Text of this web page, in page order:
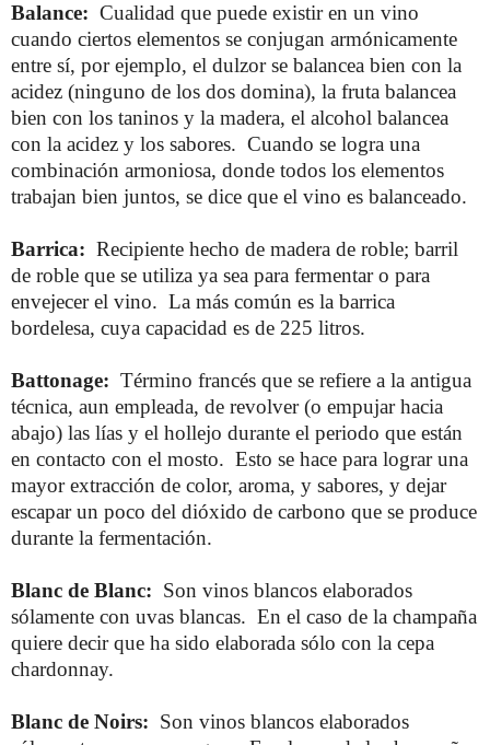
Balance: Cualidad que puede existir en un vino
cuando ciertos elementos se conjugan armónicamente
entre sí, por ejemplo, el dulzor se balancea bien con la
acidez (ninguno de los dos domina), la fruta balancea
bien con los taninos y la madera, el alcohol balancea
con la acidez y los sabores. Cuando se logra una
combinación armoniosa, donde todos los elementos
trabajan bien juntos, se dice que el vino es balanceado.
Barrica: Recipiente hecho de madera de roble; barril
de roble que se utiliza ya sea para fermentar o para
envejecer el vino. La más común es la barrica
bordelesa, cuya capacidad es de 225 litros.
Battonage: Término francés que se refiere a la antigua
técnica, aun empleada, de revolver (o empujar hacia
abajo) las lías y el hollejo durante el periodo que están
en contacto con el mosto. Esto se hace para lograr una
mayor extracción de color, aroma, y sabores, y dejar
escapar un poco del dióxido de carbono que se produce
durante la fermentación.
Blanc de Blanc: Son vinos blancos elaborados
sólamente con uvas blancas. En el caso de la champaña
quiere decir que ha sido elaborada sólo con la cepa
chardonnay.
Blanc de Noirs: Son vinos blancos elaborados